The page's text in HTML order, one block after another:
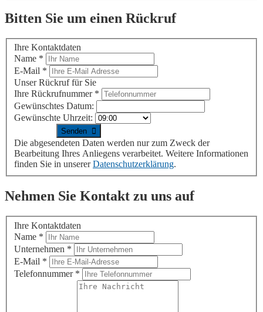
Bitten Sie um einen Rückruf
Ihre Kontaktdaten
Name *
E-Mail *
Unser Rückruf für Sie
Ihre Rückrufnummer *
Gewünschtes Datum:
Gewünschte Uhrzeit:
Die abgesendeten Daten werden nur zum Zweck der
Bearbeitung Ihres Anliegens verarbeitet. Weitere Informationen
finden Sie in unsererDatenschutzerklärung.
Nehmen Sie Kontakt zu uns auf
Ihre Kontaktdaten
Name *
Unternehmen *
E-Mail *
Telefonnummer *